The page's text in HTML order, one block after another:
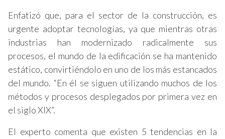
Enfatizó que, para el sector de la construcción, es
urgente adoptar tecnologías, ya que mientras otras
industrias han modernizado radicalmente sus
procesos, el mundo de la edificación se ha mantenido
estático, convirtiéndolo en uno de los más estancados
del mundo. “En él se siguen utilizando muchos de los
métodos y procesos desplegados por primera vez en
el siglo XIX”.
El experto comenta que existen 5 tendencias en la